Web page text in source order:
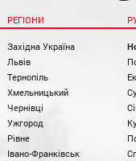
РЕГІОНИ
Західна Україна
Львів
Тернопіль
Хмельницький
Чернівці
Ужгород
Рівне
Івано-Франківськ